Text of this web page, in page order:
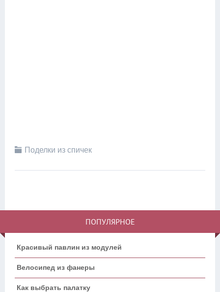
Поделки из спичек
ПОПУЛЯРНОЕ
Красивый павлин из модулей
Велосипед из фанеры
Как выбрать палатку